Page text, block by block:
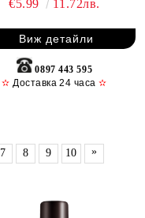
€5.99 11.72лв.
Виж детайли
0897 443 595
✫ Доставка 24 часа✫
7 8 9 10 »